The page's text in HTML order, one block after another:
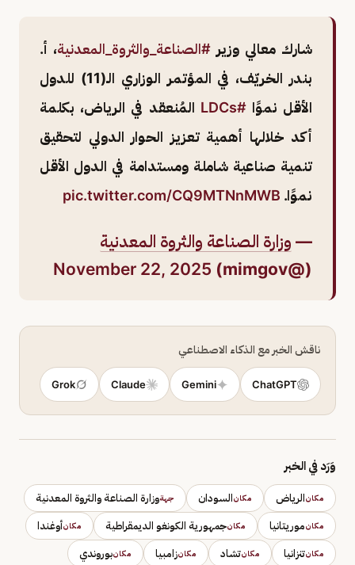
شارك معالي وزير #الصناعة_والثروة_المعدنية، أ.
بندر الخريّف، في المؤتمر الوزاري الـ(11) للدول
الأقل نموًا#LDCs
المُنعقد في الرياض، بكلمة
أكد خلالها أهمية تعزيز الحوار الدولي لتحقيق
تنمية صناعية شاملة ومستدامة في الدول الأقل
نموًا. pic.twitter.com/CQ9MTNnMWB
— وزارة الصناعة والثروة المعدنية
(@mimgov)
November 22, 2025
ناقش الخبر مع الذكاء الاصطناعي
ChatGPT
Gemini
Claude
Grok
وَرَد في الخبر
مكانالرياض مكانالسودان جهةوزارة الصناعة والثروة المعدنية
مكانموريتانيا مكانجمهورية الكونغو الديمقراطية مكانأوغندا
مكانتنزانيا مكانتشاد مكانزامبيا مكانبوروندي